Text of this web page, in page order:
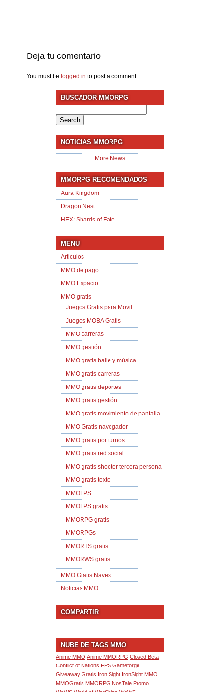
Deja tu comentario
You must be logged in to post a comment.
BUSCADOR MMORPG
for:
NOTICIAS MMORPG
More News
MMORPG RECOMENDADOS
Aura Kingdom
Dragon Nest
HEX: Shards of Fate
MENU
Articulos
MMO de pago
MMO Espacio
MMO gratis
Juegos Gratis para Movil
Juegos MOBA Gratis
MMO carreras
MMO gestión
MMO gratis baile y música
MMO gratis carreras
MMO gratis deportes
MMO gratis gestión
MMO gratis movimiento de pantalla
MMO Gratis navegador
MMO gratis por turnos
MMO gratis red social
MMO gratis shooter tercera persona
MMO gratis texto
MMOFPS
MMOFPS gratis
MMORPG gratis
MMORPGs
MMORTS gratis
MMORWS gratis
MMO Gratis Naves
Noticias MMO
COMPARTIR
NUBE DE TAGS MMO
Anime MMO Anime MMORPG Closed Beta
Conflict of Nations FPS Gameforge
Giveaway Gratis Iron Sight IronSight MMO
MMOGratis MMORPG NosTale Promo